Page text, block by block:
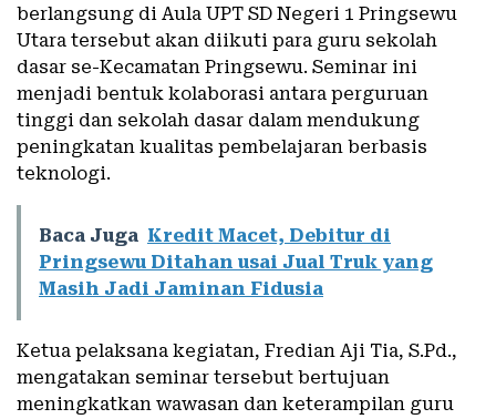
berlangsung di Aula UPT SD Negeri 1 Pringsewu
Utara tersebut akan diikuti para guru sekolah
dasar se-Kecamatan Pringsewu. Seminar ini
menjadi bentuk kolaborasi antara perguruan
tinggi dan sekolah dasar dalam mendukung
peningkatan kualitas pembelajaran berbasis
teknologi.
Baca Juga Kredit Macet, Debitur di
Pringsewu Ditahan usai Jual Truk yang
Masih Jadi Jaminan Fidusia
Ketua pelaksana kegiatan, Fredian Aji Tia, S.Pd.,
mengatakan seminar tersebut bertujuan
meningkatkan wawasan dan keterampilan guru